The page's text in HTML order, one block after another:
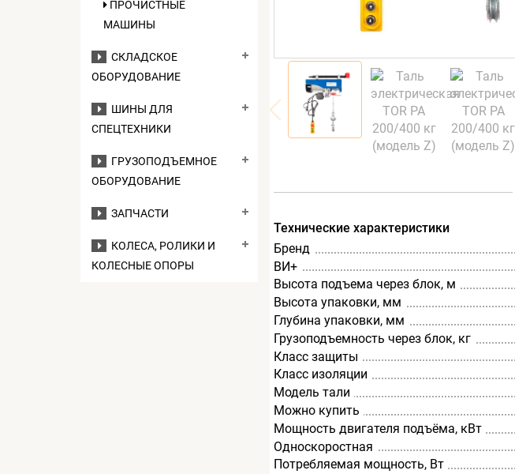
ПРОЧИСТНЫЕ
МАШИНЫ
СКЛАДСКОЕ
ОБОРУДОВАНИЕ
ШИНЫ ДЛЯ
СПЕЦТЕХНИКИ
ГРУЗОПОДЪЕМНОЕ
ОБОРУДОВАНИЕ
ЗАПЧАСТИ
КОЛЕСА, РОЛИКИ И
КОЛЕСНЫЕ ОПОРЫ
Технические характеристики
Бренд
ВИ+
Высота подъема через блок, м
Высота упаковки, мм
Глубина упаковки, мм
Грузоподъемность через блок, кг
Класс защиты
Класс изоляции
Модель тали
Можно купить
Мощность двигателя подъёма, кВт
Односкоростная
Потребляемая мощность, Вт